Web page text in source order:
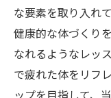
な要素を取り入れ
健康的な体づくり
なれるようなレッ
で疲れた体をリフ